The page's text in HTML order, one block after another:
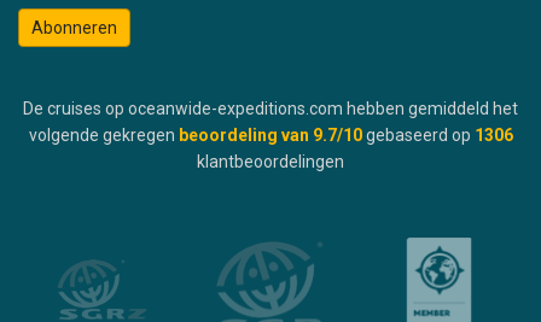
Abonneren
De cruises op oceanwide-expeditions.com hebben gemiddeld het
volgende gekregen beoordeling van 9.7/10 gebaseerd op 1306
klantbeoordelingen